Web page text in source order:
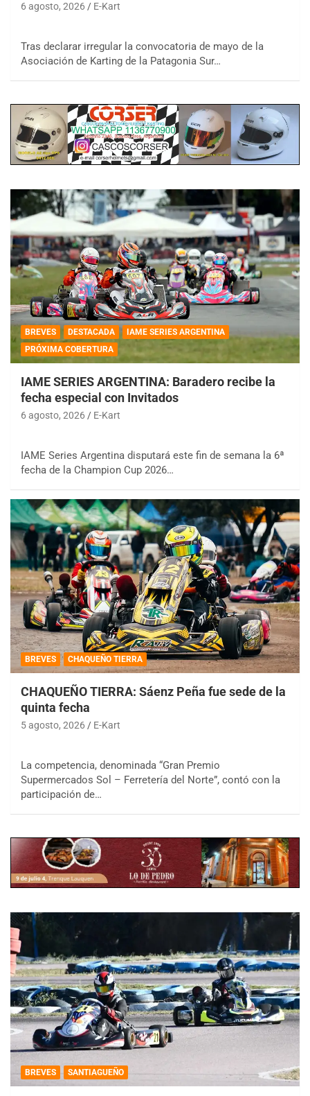
6 agosto, 2026 E-Kart
Tras declarar irregular la convocatoria de mayo de la
Asociación de Karting de la Patagonia Sur…
BREVES DESTACADA
IAME SERIES ARGENTINA
PRÓXIMA COBERTURA
IAME SERIES ARGENTINA: Baradero recibe la
fecha especial con Invitados
6 agosto, 2026 E-Kart
IAME Series Argentina disputará este fin de semana la 6ª
fecha de la Champion Cup 2026…
BREVES CHAQUEÑO TIERRA
CHAQUEÑO TIERRA: Sáenz Peña fue sede de la
quinta fecha
5 agosto, 2026 E-Kart
La competencia, denominada “Gran Premio
Supermercados Sol – Ferretería del Norte”, contó con la
participación de…
BREVES SANTIAGUEÑO